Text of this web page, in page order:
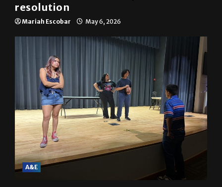
resolution
Mariah Escobar May 6, 2026
A&E